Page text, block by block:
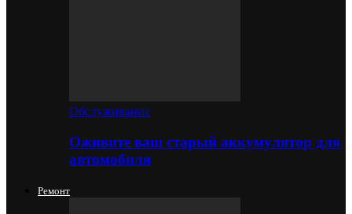
Обслуживание
Оживите ваш старый аккумулятор для
автомобиля
Ремонт